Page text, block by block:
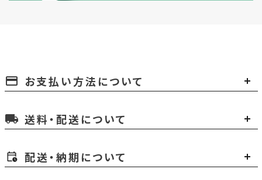
payment お支払い方法について
local_shipping 送料・配送について
配送・納期について